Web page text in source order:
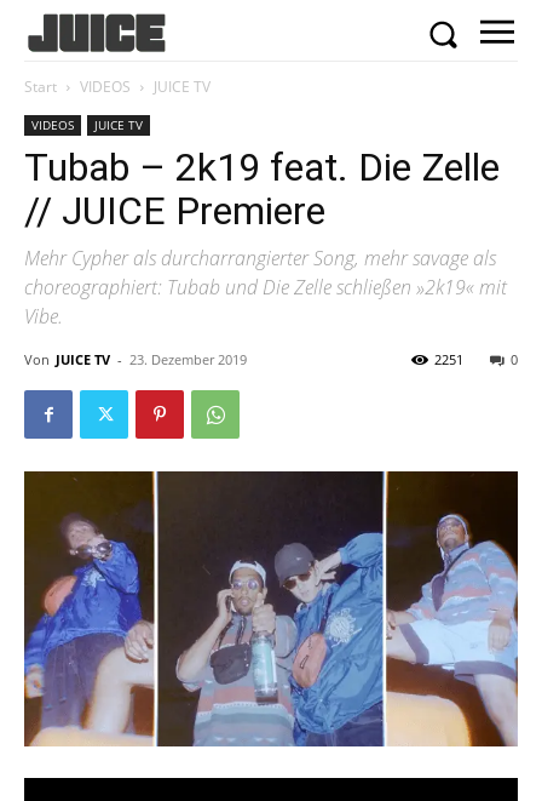
Start VIDEOS JUICE TV
VIDEOS JUICE TV
Tubab – 2k19 feat. Die Zelle
// JUICE Premiere
Mehr Cypher als durcharrangierter Song, mehr savage als
choreographiert: Tubab und Die Zelle schließen »2k19« mit
Vibe.
Von JUICE TV - 23. Dezember 2019 0
2251